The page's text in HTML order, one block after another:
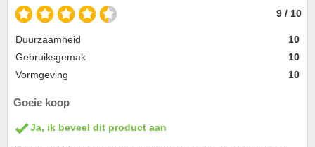
9 / 10
Duurzaamheid
10
Gebruiksgemak
10
Vormgeving
10
Goeie koop
Ja, ik beveel dit product aan